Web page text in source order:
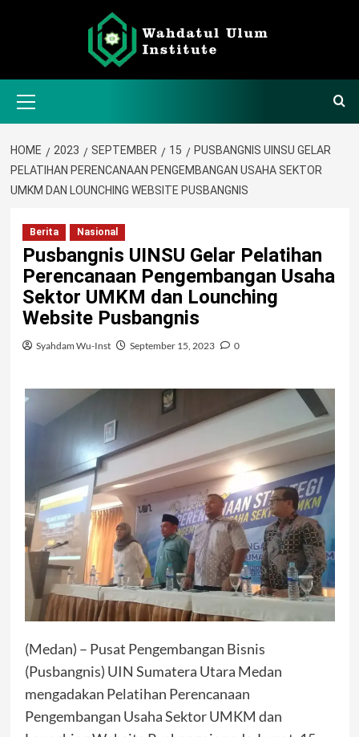
Menu
HOME 2023 SEPTEMBER 15
PUSBANGNIS UINSU GELAR
PELATIHAN PERENCANAAN PENGEMBANGAN USAHA SEKTOR
UMKM DAN LOUNCHING WEBSITE PUSBANGNIS
Berita Nasional
Pusbangnis UINSU Gelar Pelatihan
Perencanaan Pengembangan Usaha
Sektor UMKM dan Lounching
Website Pusbangnis
Syahdam Wu-Inst September 15, 2023 0
(Medan) – Pusat Pengembangan Bisnis
(Pusbangnis) UIN Sumatera Utara Medan
mengadakan Pelatihan Perencanaan
Pengembangan Usaha Sektor UMKM dan